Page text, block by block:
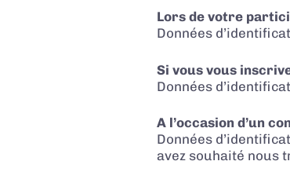
Lors de votre
Données
Si vous vous
Données
A l’occasion d’un
Données
avez souhaité nous